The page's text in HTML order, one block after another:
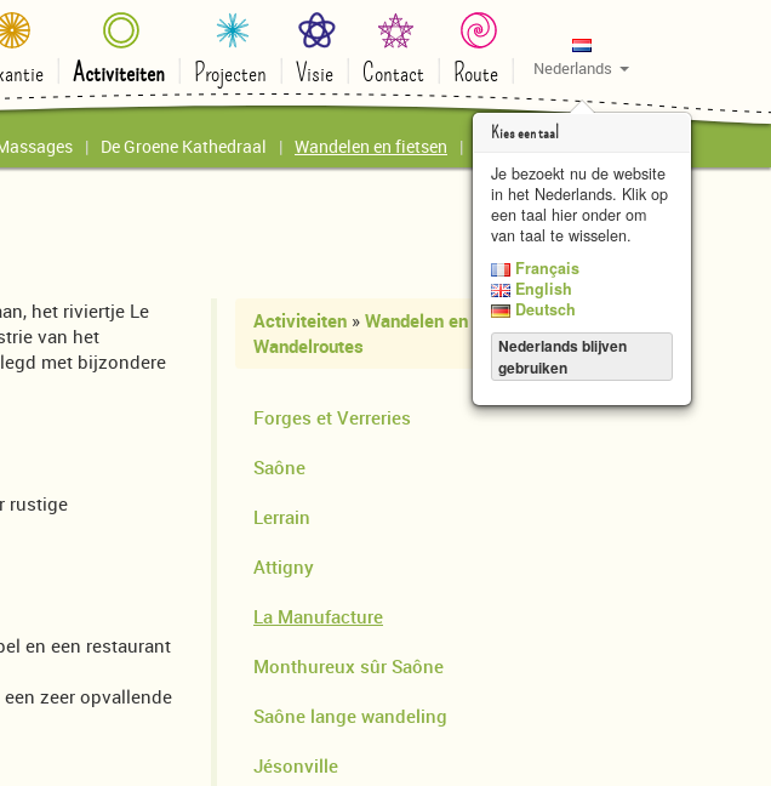
Activiteiten Projecten Visie Contact Route Nederlands
Kies een taal
Je bezoekt nu de website
in het Nederlands. Klik op
een taal hier onder om
van taal te wisselen.
Français
English
Deutsch
Nederlands blijven
gebruiken
De Groene Kathedraal Wandelen en fietsen
het riviertje Le
van het
met bijzondere
rustige
en een restaurant
zeer opvallende
Activiteiten » Wandelen en fietsen»
Wandelroutes
Forges et Verreries
Saône
Lerrain
Attigny
La Manufacture
Monthureux sûr Saône
Saône lange wandeling
Jésonville